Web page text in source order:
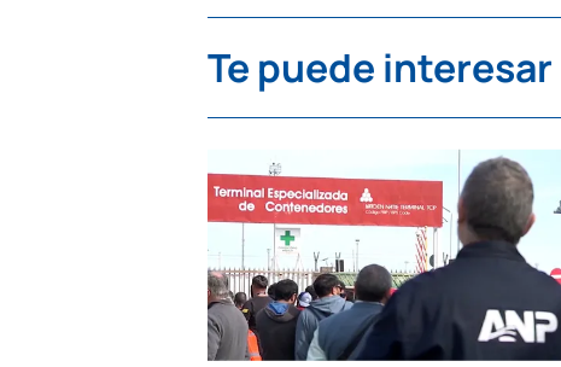
Te puede interesar